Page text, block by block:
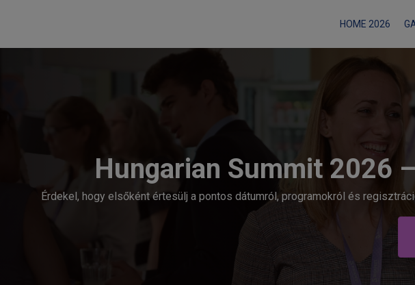
HOME 2026
Hungarian Summit 2026
Érdekel, hogy elsőként értesülj a pontos dátumról, programokról és